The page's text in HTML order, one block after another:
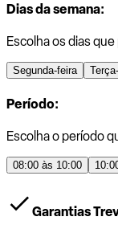
Dias da semana:
Escolha os dias
Segunda-feira
Período:
Escolha o período
08:00 às 10:00
Garantias